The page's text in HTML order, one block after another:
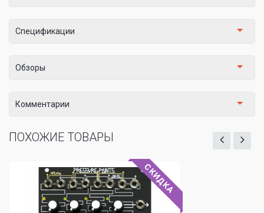
Спецификации
Обзоры
Комментарии
ПОХОЖИЕ ТОВАРЫ
СКИДКА